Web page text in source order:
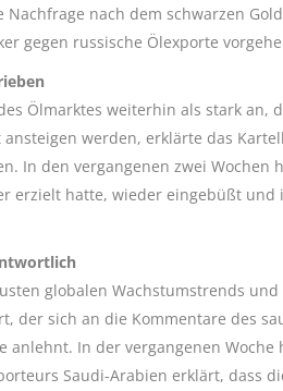
Nachfrage nach dem schwarzen
gegen russische Ölexporte
Ölmarktes weiterhin als stark an,
werden, erklärte das
In den vergangenen zwei Wochen
erzielt hatte, wieder eingebüßt
globalen Wachstumstrends
der sich an die Kommentare des
anlehnt. In der vergangenen
Saudi-Arabien erklärt, dass